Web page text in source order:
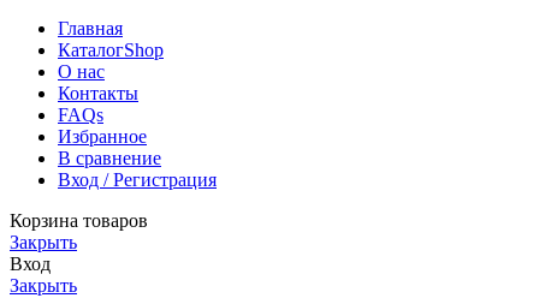
Главная
КаталогShop
О нас
Контакты
FAQs
Избранное
В сравнение
Вход / Регистрация
Корзина товаров
Закрыть
Вход
Закрыть